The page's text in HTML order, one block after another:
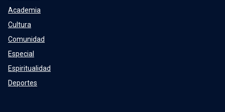
Academia
Cultura
Comunidad
Especial
Espiritualidad
Deportes